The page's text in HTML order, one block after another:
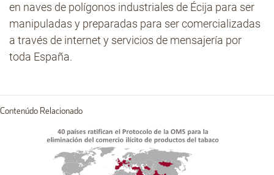
en naves de polígonos industriales de Écija para ser
manipuladas y preparadas para ser comercializadas
a través de internet y servicios de mensajería por
toda España.
Contenúdo Relacionado